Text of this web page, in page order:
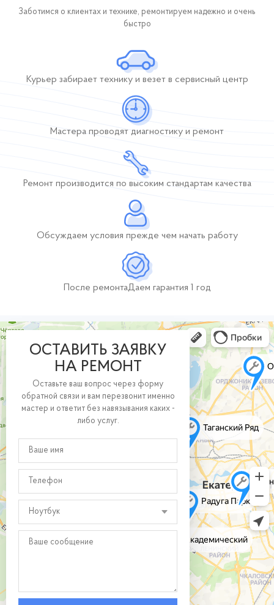
Заботимся о клиентах и технике, ремонтируем надежно и очень
быстро
Курьер забирает технику и везет в сервисный центр
Мастера проводят диагностику и ремонт
Ремонт производится по высоким стандартам качества
Обсуждаем условия прежде чем начать работу
После ремонтаДаем гарантия 1 год
ОСТАВИТЬ ЗАЯВКУ
НА РЕМОНТ
Оставьте ваш вопрос через форму
обратной связи и вам перезвонит именно
мастер и ответит без навязывания каких -
либо услуг.
Ноутбук